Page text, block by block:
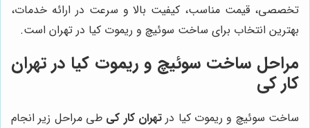
تخصصی، قیمت مناسب، کیفیت بالا و سرعت در ارائه خدمات،
بهترین انتخاب برای ساخت سوئیچ و ریموت کیا در تهران است.
مراحل ساخت سوئیچ و ریموت کیا درتهران
کار کی
ساخت سوئیچ و ریموت کیا در تهران کار کی طی مراحل زیر انجام